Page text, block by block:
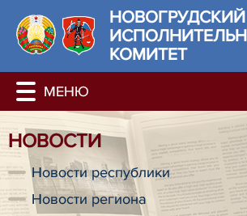
КОМИТЕТ
НОВОСТИ
Новости республики
Новости региона